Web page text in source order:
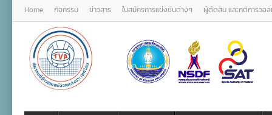
Home กิจกรรม ข่าวสาร ใบสมัครการแข่งขันต่างๆ ผู้ตัดสิน และกติการวอ